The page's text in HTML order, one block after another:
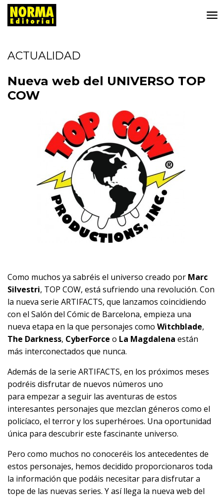
ACTUALIDAD
Nueva web del UNIVERSO TOP
COW
Como muchos ya sabréis el universo creado por Marc
Silvestri, TOP COW, está sufriendo una revolución. Con
la nueva serie ARTIFACTS, que lanzamos coincidiendo
con el Salón del Cómic de Barcelona, empieza una
nueva etapa en la que personajes como Witchblade,
The Darkness, CyberForce o La Magdalena están
más interconectados que nunca.
Además de la serie ARTIFACTS, en los próximos meses
podréis disfrutar de nuevos números uno
para empezar a seguir las aventuras de estos
interesantes personajes que mezclan géneros como el
policíaco, el terror y los superhéroes. Una oportunidad
única para descubrir este fascinante universo.
Pero como muchos no conoceréis los antecedentes de
estos personajes, hemos decidido proporcionaros toda
la información que podáis necesitar para disfrutar a
tope de las nuevas series. Y así llega la nueva web del